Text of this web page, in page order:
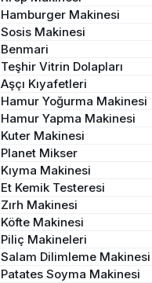
Hamburger Makinesi
Sosis Makinesi
Benmari
Teşhir Vitrin Dolapları
Aşçı Kıyafetleri
Hamur Yoğurma Makinesi
Hamur Yapma Makinesi
Kuter Makinesi
Planet Mikser
Kıyma Makinesi
Et Kemik Testeresi
Zırh Makinesi
Köfte Makinesi
Piliç Makineleri
Salam Dilimleme Makinesi
Patates Soyma Makinesi